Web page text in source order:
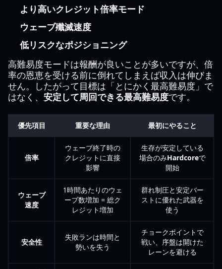
より高いクレジット倍率モード
ウェーブ殲滅速度
低リスクなポジショニング
高難易度モードは報酬が良いことが多いですが、倍
率の恩恵を受ける前に倒れてしまえば収入は伸びま
せん。したがって目標は「とにかく最高難易度」で
はなく、 安定して周回できる最高難易度です。
優先項目 重要な理由 最初にやること
倍率
ウェーブ終了時の
クレジットに直接
影響
生存が安定している
場合のみHardcoreで
開始
ウェーブ
速度
1時間あたりのウェ
ーブ数増加 = 総ク
レジット増加
群れ制圧と安定バー
ストに優れた武器を
使う
安全性
失敗ランは時間と
勢いを失う
チョークポイントで
戦い、序盤は開けた
レーンを避ける